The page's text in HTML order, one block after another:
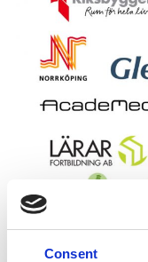
Consent